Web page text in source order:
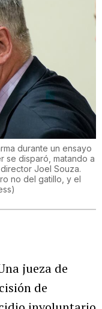
durante un ensayo
se disparó, matando a
Joel Souza.
no del gatillo, y el
)
jueza de
de